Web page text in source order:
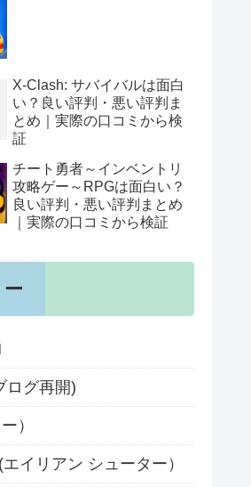
X-Clash: サバイバルは面白
い？良い評判・悪い評判ま
とめ｜実際の口コミから検
証
チート勇者～インベントリ
攻略ゲー～RPGは面白い？
良い評判・悪い評判まとめ
｜実際の口コミから検証
ログ再開)
）
イリアン シューター）